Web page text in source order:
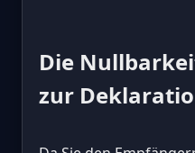
Die
zur